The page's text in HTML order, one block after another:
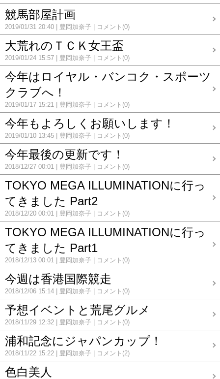
競馬部屋計画
2019/01/31 20:40 豊岡加奈子 コメント(0)
大荒れのＴＣＫ女王盃
2019/01/24 15:57 豊岡加奈子 コメント(0)
今年はロイヤル・バンコク・スポーツ
クラブへ！
2019/01/17 15:21 豊岡加奈子 コメント(0)
今年もよろしくお願いします！
2019/01/10 13:45 豊岡加奈子 コメント(0)
今年最後の更新です！
2018/12/27 00:01 豊岡加奈子 コメント(0)
TOKYO MEGA ILLUMINATIONに行っ
てきました Part2
2018/12/20 00:01 豊岡加奈子 コメント(0)
TOKYO MEGA ILLUMINATIONに行っ
てきました Part1
2018/12/13 00:01 豊岡加奈子 コメント(0)
今週は香港国際競走
2018/12/06 15:14 豊岡加奈子 コメント(0)
予想イベントと荒尾グルメ
2018/11/29 12:32 豊岡加奈子 コメント(0)
浦和記念にジャパンカップ！
2018/11/22 15:22 豊岡加奈子 コメント(2)
色白美人